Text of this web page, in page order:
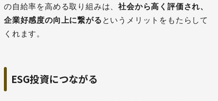
の自給率を高める取り組みは、社会から高く評価され、
企業好感度の向上に繋がる というメリットをもたらして
くれます。
ESG投資につながる